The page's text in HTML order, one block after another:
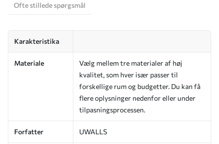
Ofte stillede spørgsmål
Karakteristika
Materiale
Vælg mellem tre materialer af høj
kvalitet, som hver især passer til
forskellige rum og budgetter. Du kan få
flere oplysninger nedenfor eller under
tilpasningsprocessen.
Forfatter UWALLS